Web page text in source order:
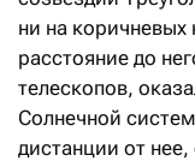
ни на
расстояние до
телескопов,
Солнечной
дистанции от